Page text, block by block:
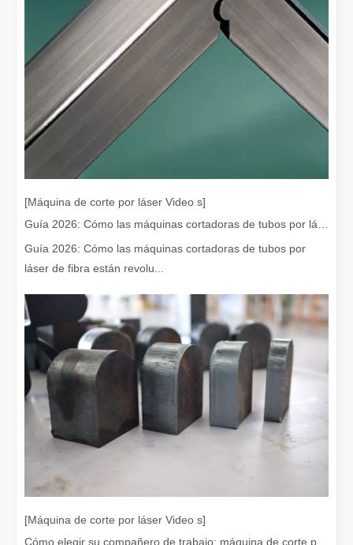
En la fabricación y la ingeniería modernas, la precisión y la
¡Nuestros socios internacionales viajaron miles de millas para
[Máquina de corte por láser Video s]
Guía 2026: Cómo las máquinas cortadoras de tubos por
láser de fibra están revolu...
[Máquina de corte por láser Video s]